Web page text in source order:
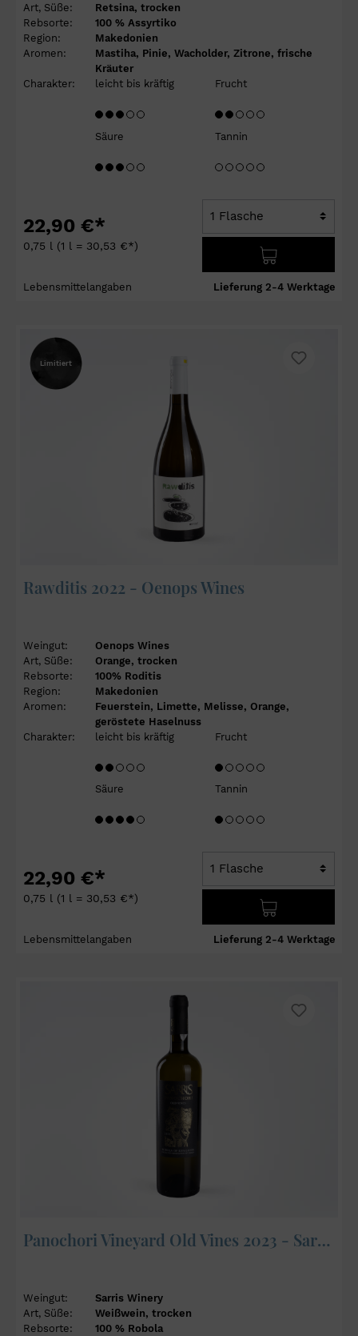
Art, Süße:
Retsina, trocken
Rebsorte:
100 % Assyrtiko
Region:
Makedonien
Aromen:
Mastiha, Pinie, Wacholder, Zitrone, frische
Kräuter
Charakter:
leicht bis kräftig Frucht
Säure Tannin
22,90 €*
0,75 l (1 l = 30,53 €*)
Lebensmittelangaben Lieferung 2-4 Werktage
Limitiert
Rawditis 2022 - Oenops Wines
Weingut:
Oenops Wines
Art, Süße:
Orange, trocken
Rebsorte:
100% Roditis
Region:
Makedonien
Aromen:
Feuerstein, Limette, Melisse, Orange,
geröstete Haselnuss
Charakter:
leicht bis kräftig Frucht
Säure Tannin
22,90 €*
0,75 l (1 l = 30,53 €*)
Lebensmittelangaben Lieferung 2-4 Werktage
Panochori Vineyard Old Vines 2023 - Sarris Winery
Weingut:
Sarris Winery
Art, Süße:
Weißwein, trocken
Rebsorte:
100 % Robola